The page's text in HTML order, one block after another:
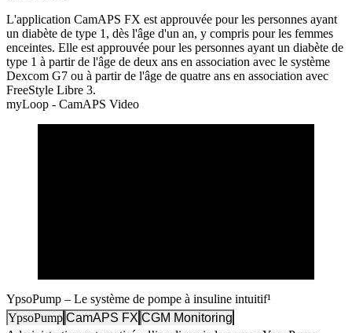
L'application CamAPS FX est approuvée pour les personnes ayant
un diabète de type 1, dès l'âge d'un an, y compris pour les femmes
enceintes. Elle est approuvée pour les personnes ayant un diabète de
type 1 à partir de l'âge de deux ans en association avec le système
Dexcom G7 ou à partir de l'âge de quatre ans en association avec
FreeStyle Libre 3.
myLoop - CamAPS Video
YpsoPump – Le système de pompe à insuline intuitif¹
YpsoPump CamAPS FX CGM Monitoring